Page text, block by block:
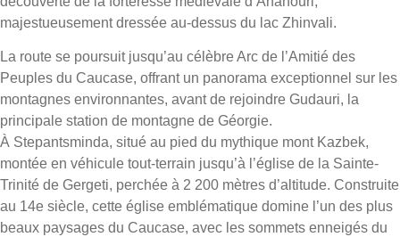
majestueusement dressée au-dessus du lac Zhinvali.
La route se poursuit jusqu’au célèbre Arc de l’Amitié des
Peuples du Caucase, offrant un panorama exceptionnel sur les
montagnes environnantes, avant de rejoindre Gudauri, la
principale station de montagne de Géorgie.
À Stepantsminda, situé au pied du mythique mont Kazbek,
montée en véhicule tout-terrain jusqu’à l’église de la Sainte-
Trinité de Gergeti, perchée à 2 200 mètres d’altitude. Construite
au 14e siècle, cette église emblématique domine l’un des plus
beaux paysages du Caucase, avec les sommets enneigés du